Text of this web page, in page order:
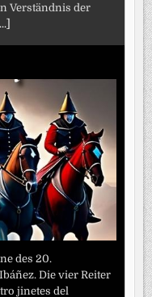
Verständnis der
[...]
des 20.
Die vier Reiter
jinetes del